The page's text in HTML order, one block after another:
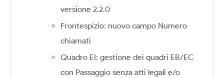
versione 2.2.0
Frontespizio: nuovo campo Numero
chiamati
Quadro EI: gestione dei quadri EB/EC
con Passaggio senza atti legali e/o